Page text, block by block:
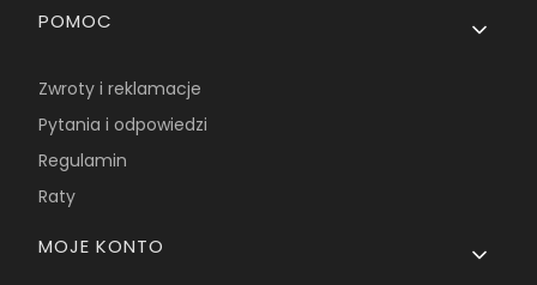
Linki w stopce
POMOC
Zwroty i reklamacje
Pytania i odpowiedzi
Regulamin
Raty
MOJE KONTO